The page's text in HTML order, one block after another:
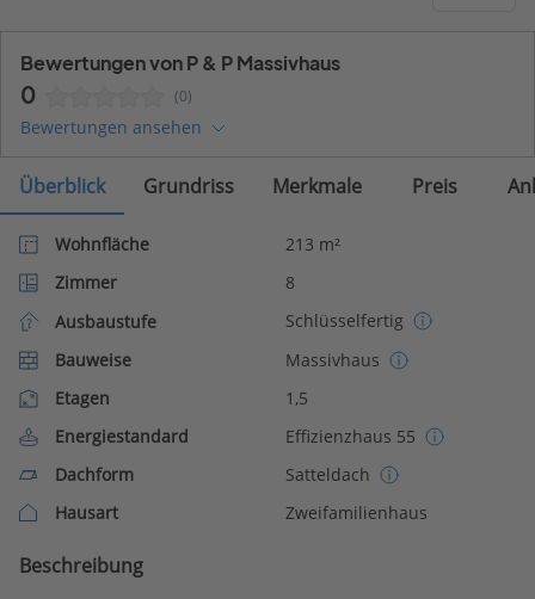
Bewertungen von P & P Massivhaus
0 (0)
Bewertungen ansehen
Überblick Grundriss Merkmale Preis
Wohnfläche
213 m²
Zimmer
8
Ausbaustufe
Schlüsselfertig
Bauweise
Massivhaus
Etagen
1,5
Energiestandard
Effizienzhaus 55
Dachform
Satteldach
Hausart
Zweifamilienhaus
Beschreibung